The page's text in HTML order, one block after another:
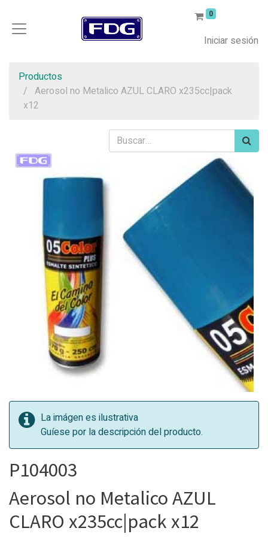
0
Iniciar sesión
Productos
Aerosol no Metalico AZUL CLARO x235cc|pack
x12
La imágen es ilustrativa
Guíese por la descripción del producto.
P104003
Aerosol no Metalico AZUL
CLARO x235cc|pack x12